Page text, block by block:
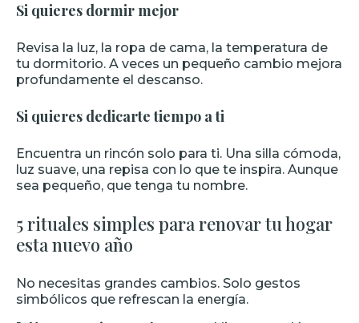
Si quieres dormir mejor
Revisa la luz, la ropa de cama, la temperatura de
tu dormitorio. A veces un pequeño cambio mejora
profundamente el descanso.
Si quieres dedicarte tiempo a ti
Encuentra un rincón solo para ti. Una silla cómoda,
luz suave, una repisa con lo que te inspira. Aunque
sea pequeño, que tenga tu nombre.
5 rituales simples para renovar tu hogar
esta nuevo año
No necesitas grandes cambios. Solo gestos
simbólicos que refrescan la energía.